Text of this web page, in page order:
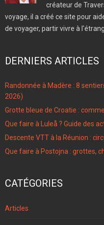
créateur de
voyage, il a créé ce site pour
de voyager, partir vivre à
DERNIERS ARTICLES
Randonnée à Madère : 8
2026)
Grotte bleue de Croatie :
Que faire à Luleå ? Guide des
Descente VTT à la Réunion :
Que faire à Postojna : grottes,
CATÉGORIES
Articles